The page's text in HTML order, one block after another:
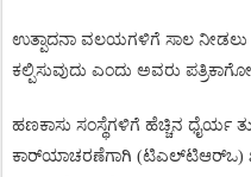
ಉತ್ಪಾದನಾ ವಲಯಗಳಿಗೆ ಸಾಲ ನೀಡಲು
ಕಲ್ಪಿಸುವುದು ಎಂದು ಅವರು
ಹಣಕಾಸು ಸಂಸ್ಥೆಗಳಿಗೆ ಹೆಚ್ಚಿನ ಧೈರ್ಯ
ಕಾರ್ಯಾಚರಣೆಗಾಗಿ (ಟಿಎಲ್ಟಿಆರ್ಒ)